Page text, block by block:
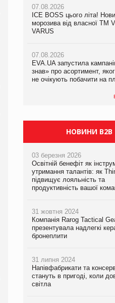
07.08.2026
ICE BOSS цього літа!
морозива від власної ТМ
VARUS
07.08.2026
EVA.UA запустила
знав» про асортимент,
не очікують побачити на
07.08.2026
Франція заборонила
07.08.2026
Франція заборонила
НОВИНИ B2B
03 березня 2026
Освітній бенефіт як
утримання талантів: як
підвищує лояльність та
продуктивність вашої
31 жовтня 2024
Компанія Rarog Tactical
презентувала надлегкі
бронеплити
31 липня 2024
Напівфабрикати та
стануть в пригоді, коли
світла